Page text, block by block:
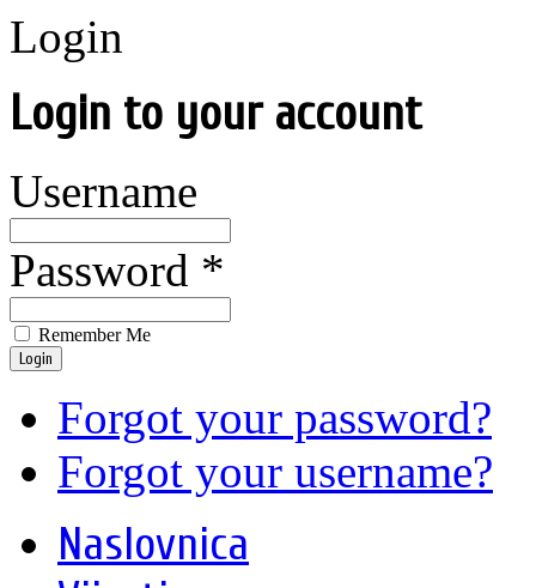
Login
Login to your account
Username
Password *
Remember Me
Login
Forgot your password?
Forgot your username?
Naslovnica